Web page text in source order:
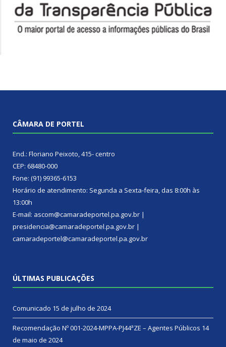
CÂMARA DE PORTEL
End.: Floriano Peixoto, 415- centro
CEP: 68480-000
Fone: (91) 99365-6153
Horário de atendimento: Segunda a Sexta-feira, das 8:00h às
13:00h
E-mail: ascom@camaradeportel.pa.gov.br |
presidencia@camaradeportel.pa.gov.br |
camaradeportel@camaradeportel.pa.gov.br
ÚLTIMAS PUBLICAÇÕES
Comunicado 15 de julho de 2024
Recomendação Nº 001-2024-MPPA-PJ44ªZE – Agentes Públicos 14
de maio de 2024